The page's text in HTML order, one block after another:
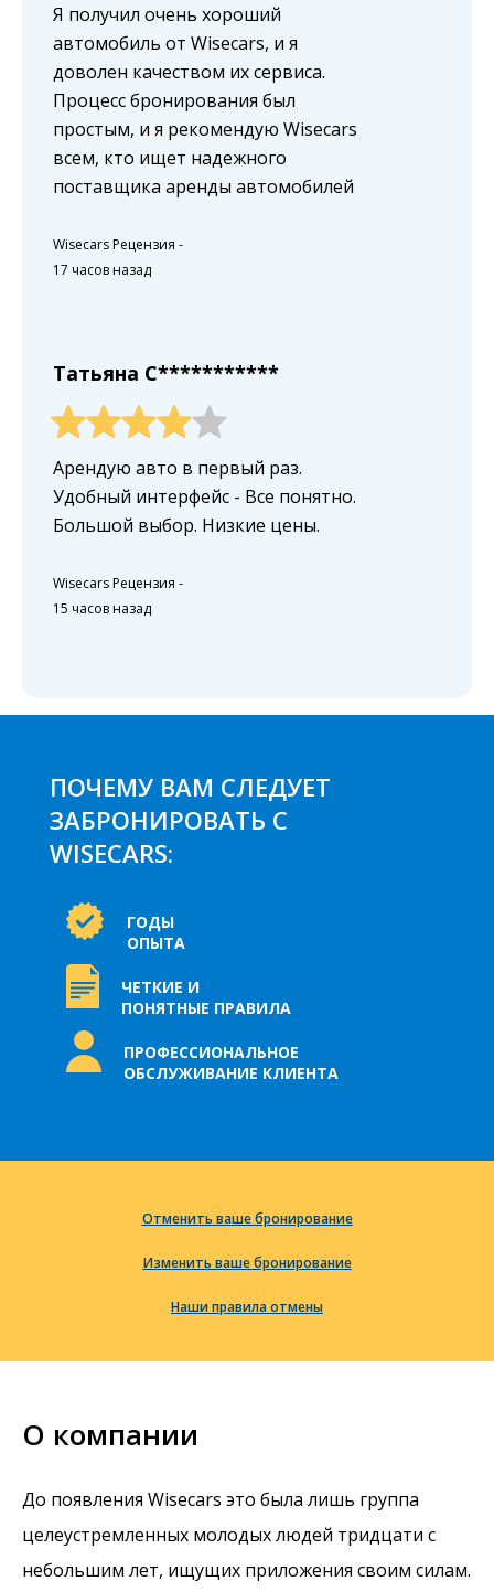
Я получил очень хороший
автомобиль от Wisecars, и я
доволен качеством их сервиса.
Процесс бронирования был
простым, и я рекомендую Wisecars
всем, кто ищет надежного
поставщика аренды автомобилей
Wisecars Рецензия -
17 часов назад
Татьяна C***********
Арендую авто в первый раз.
Удобный интерфейс - Все понятно.
Большой выбор. Низкие цены.
Wisecars Рецензия -
15 часов назад
ПОЧЕМУ ВАМ СЛЕДУЕТ
ЗАБРОНИРОВАТЬ С
WISECARS:
ГОДЫ
ОПЫТА
ЧЕТКИЕ И
ПОНЯТНЫЕ ПРАВИЛА
ПРОФЕССИОНАЛЬНОЕ
ОБСЛУЖИВАНИЕ КЛИЕНТА
Отменить ваше бронирование
Изменить ваше бронирование
Наши правила отмены
О компании
До появления Wisecars это была лишь группа
целеустремленных молодых людей тридцати с
небольшим лет, ищущих приложения своим силам.